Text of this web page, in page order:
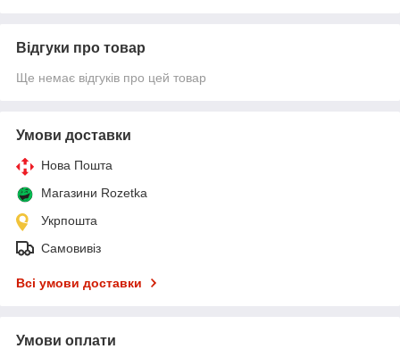
Відгуки про товар
Ще немає відгуків про цей товар
Умови доставки
Нова Пошта
Магазини Rozetka
Укрпошта
Самовивіз
Всі умови доставки
Умови оплати